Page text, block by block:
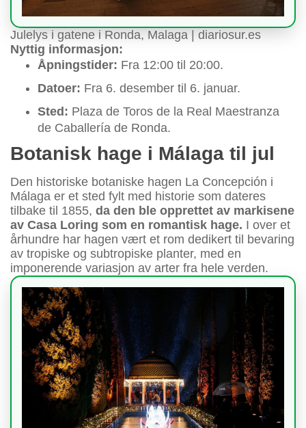
Julelys i gatene i Ronda, Malaga | diariosur.es
Nyttig informasjon:
Åpningstider: Fra 12:00 til 20:00.
Datoer: Fra 6. desember til 6. januar.
Sted: Plaza de Toros de la Real Maestranza
de Caballería de Ronda.
Botanisk hage i Málaga til jul
Den historiske botaniske hagen La Concepción i
Málaga er et sted fylt med historie som dateres
tilbake til 1855, da den ble opprettet av markisene
av Casa Loring som en romantisk hage. I over et
århundre har hagen vært et rom dedikert til bevaring
av tropiske og subtropiske planter, med en
imponerende variasjon av arter fra hele verden.